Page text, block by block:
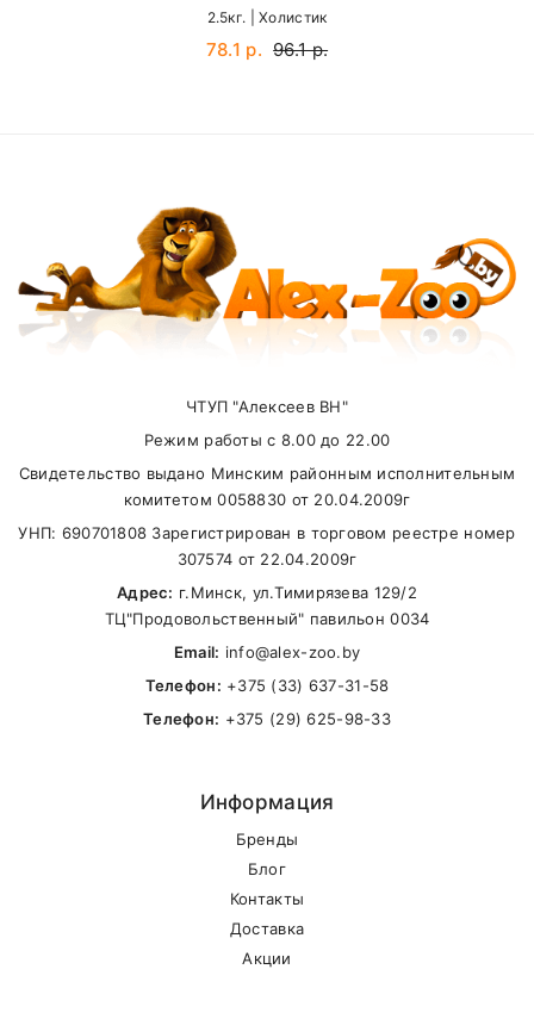
360 г
605 г
Внимание стоимость доставки зависит от
суммы заказа.
Самовывоз
В другие города Беларуси
2.5кг. | Холистик
78.1 р. 96.1 р.
ЧТУП "Алексеев ВН"
Режим работы с 8.00 до 22.00
Свидетельство выдано Минским районным исполнительным
комитетом 0058830 от 20.04.2009г
УНП: 690701808 Зарегистрирован в торговом реестре номер
307574 от 22.04.2009г
Адрес: г.Минск, ул.Тимирязева 129/2
ТЦ"Продовольственный" павильон 0034
Email: info@alex-zoo.by
Телефон: +375 (33) 637-31-58
Телефон: +375 (29) 625-98-33
Информация
Бренды
Блог
Контакты
Доставка
Акции